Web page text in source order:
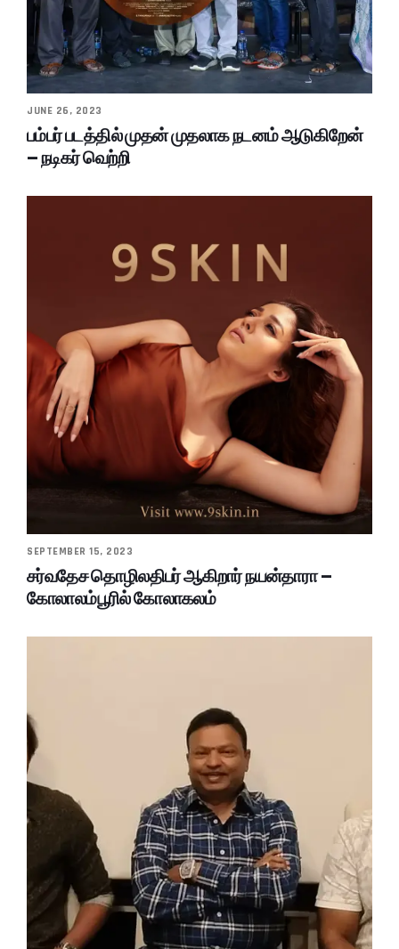
JUNE 26, 2023
பம்பர் படத்தில் முதன் முதலாக நடனம் ஆடுகிறேன்
– நடிகர் வெற்றி
SEPTEMBER 15, 2023
சர்வதேச தொழிலதிபர் ஆகிறார் நயன்தாரா –
கோலாலம்பூரில் கோலாகலம்